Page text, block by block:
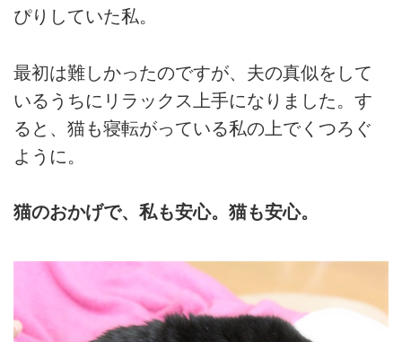
ぴりしていた私。
最初は難しかったのですが、夫の真似をして
いるうちにリラックス上手になりました。す
ると、猫も寝転がっている私の上でくつろぐ
ように。
猫のおかげで、私も安心。猫も安心。